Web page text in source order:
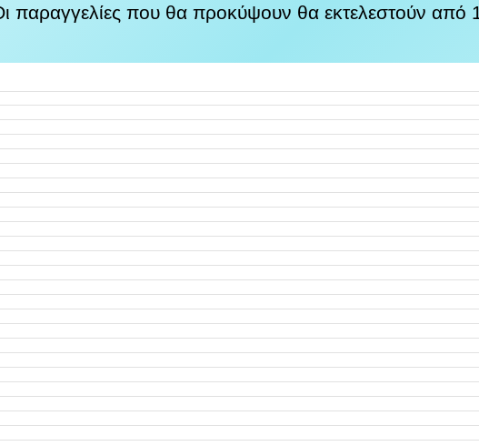
παραγγελίες που θα προκύψουν θα εκτελεστούν από